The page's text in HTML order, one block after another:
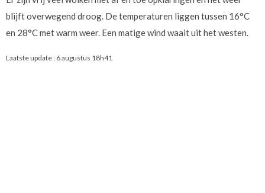
blijft overwegend droog. De temperaturen liggen tussen 16°C
en 28°C met warm weer. Een matige wind waait uit het westen.
Laatste update : 6 augustus 18h41